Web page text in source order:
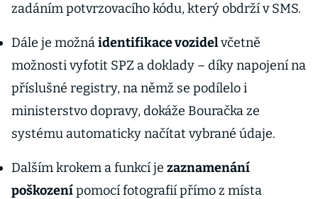
zadáním potvrzovacího kódu, který obdrží v SMS.
Dále je možnáidentifikace vozidelvčetně
možnosti vyfotit SPZ a doklady – díky napojení na
příslušné registry, na němž se podílelo i
ministerstvo dopravy, dokáže Bouračka ze
systému automaticky načítat vybrané údaje.
Dalším krokem a funkcí je zaznamenání
poškozenípomocí fotografií přímo z místa